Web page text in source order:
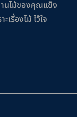
นไม้ของคุณแข็ง
เรื่องไม้ ไว้ใจ